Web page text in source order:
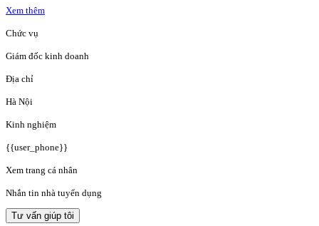
Xem thêm
Chức vụ
Giám đốc kinh doanh
Địa chỉ
Hà Nội
Kinh nghiệm
{{user_phone}}
Xem trang cá nhân
Nhắn tin nhà tuyển dụng
Tư vấn giúp tôi